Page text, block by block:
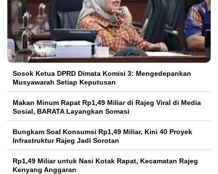
Sosok Ketua DPRD Dimata Komisi 3: Mengedepankan
Musyawarah Setiap Keputusan
Makan Minum Rapat Rp1,49 Miliar di Rajeg Viral di Media
Sosial, BARATA Layangkan Somasi
Bungkam Soal Konsumsi Rp1,49 Miliar, Kini 40 Proyek
Infrastruktur Rajeg Jadi Sorotan
Rp1,49 Miliar untuk Nasi Kotak Rapat, Kecamatan Rajeg
Kenyang Anggaran